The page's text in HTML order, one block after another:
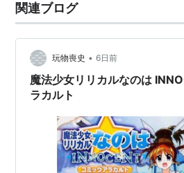
関連ブログ
玩物喪史 • 6日前
魔法少女リリカルなのは
ラカルト